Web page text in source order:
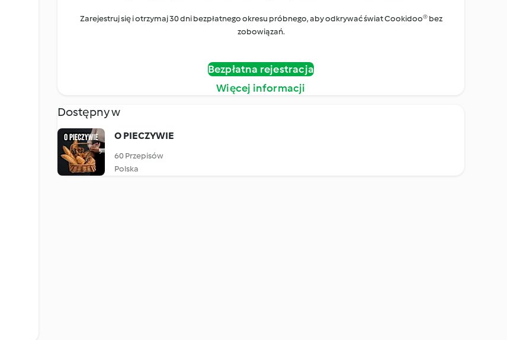
Zarejestruj się i otrzymaj 30 dni bezpłatnego okresu próbnego, aby odkrywać świat Cookidoo® bez
zobowiązań.
Bezpłatna rejestracja
Więcej informacji
Dostępny w
O PIECZYWIE
60 Przepisów
Polska